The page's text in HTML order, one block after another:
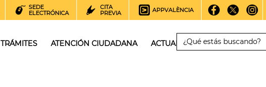
SEDE
ELECTRÓNICA
CITA
PREVIA
APPVALÈNCIA
TRÁMITES ATENCIÓN CIUDADANA ACTUALIDAD